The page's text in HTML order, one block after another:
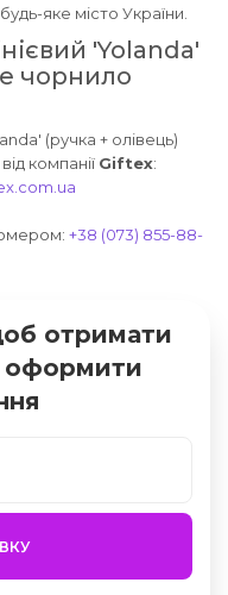
яке місто України.
'Yolanda'
чорнило
(ручка + олівець)
компанії Giftex:
+38 (073) 855-88-
отримати
оформити